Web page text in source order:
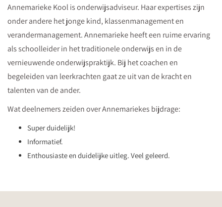
Annemarieke Kool is onderwijsadviseur. Haar expertises zijn
onder andere het jonge kind, klassenmanagement en
verandermanagement. Annemarieke heeft een ruime ervaring
als schoolleider in het traditionele onderwijs en in de
vernieuwende onderwijspraktijk. Bij het coachen en
begeleiden van leerkrachten gaat ze uit van de kracht en
talenten van de ander.
Wat deelnemers zeiden over Annemariekes bijdrage:
Super duidelijk!
Informatief.
Enthousiaste en duidelijke uitleg. Veel geleerd.